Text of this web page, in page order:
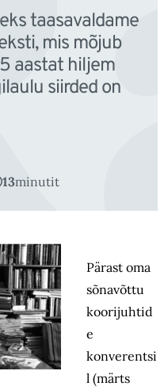
taasavaldame
mis mõjub
aastat hiljem
siirded on
13minutit
Pärast oma
sõnavõttu
koorijuhtid
e
konverentsi
l (märts